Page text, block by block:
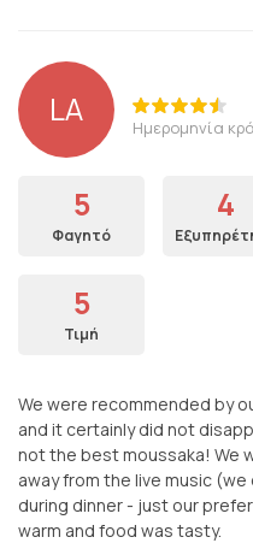
LA Ημερομηνία
5
Φαγητό
4
5
Τιμή
We were recommended by
and it certainly did not
not the best moussaka! We
away from the live music
during dinner - just our
warm and food was tasty.